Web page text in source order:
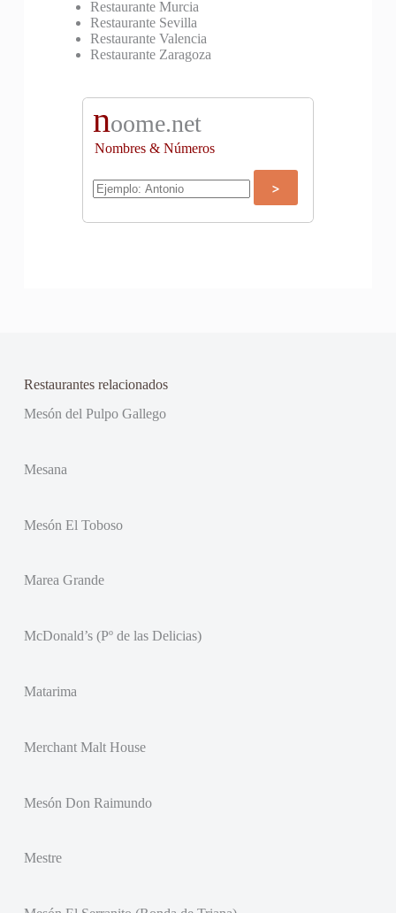
Restaurante Murcia
Restaurante Sevilla
Restaurante Valencia
Restaurante Zaragoza
noome.net
Nombres & Números
Restaurantes relacionados
Mesón del Pulpo Gallego
Mesana
Mesón El Toboso
Marea Grande
McDonald’s (Pº de las Delicias)
Matarima
Merchant Malt House
Mesón Don Raimundo
Mestre